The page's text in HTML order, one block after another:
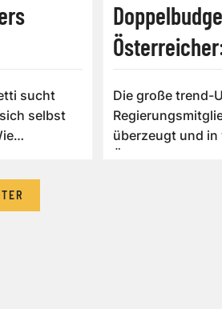
sucht
selbst
Die große trend-
überzeugt und in